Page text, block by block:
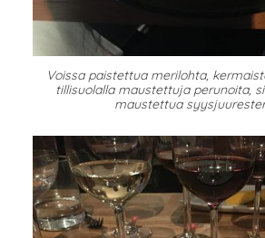
Voissa paistettua merilohta,
tillisuolalla maustettuja perunoita,
maustettua